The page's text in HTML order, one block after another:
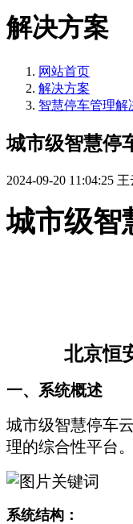
解决方案
网站首页
解决方案
智慧停车管理解
城市级智慧停
2024-09-20 11:04:25 王
城市级智
北京恒
一、系统概述
城市级智慧停车
理的综合性平台。
系统结构：